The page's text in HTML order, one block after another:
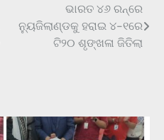
ଭାରତ ୪୬ ରନ୍‌ରେ
ନ୍ୟୁଜିଲାଣ୍ଡକୁ ହରାଇ ୪-୧ରେ
ଟି୨୦ ଶୃଙ୍ଖଳା ଜିତିଲା